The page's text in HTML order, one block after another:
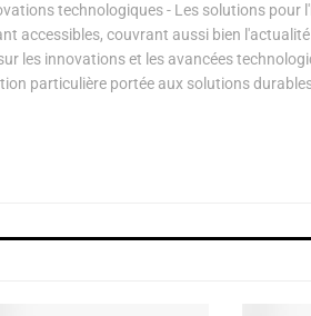
technologiques - Les solutions pour
accessibles, couvrant aussi bien
les innovations et les avancées
particulière portée aux solutions